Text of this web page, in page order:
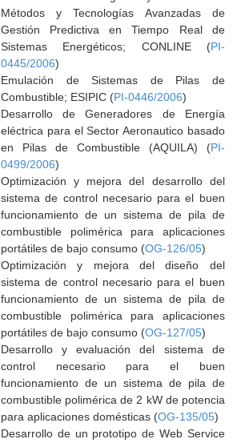
Métodos y Tecnologías Avanzadas de
Gestión Predictiva en Tiempo Real de
Sistemas Energéticos; CONLINE (PI-
0445/2006)
Emulación de Sistemas de Pilas de
Combustible; ESIPIC (PI-0446/2006)
Desarrollo de Generadores de Energía
eléctrica para el Sector Aeronautico basado
en Pilas de Combustible (AQUILA) (PI-
0499/2006)
Optimización y mejora del desarrollo del
sistema de control necesario para el buen
funcionamiento de un sistema de pila de
combustible polimérica para aplicaciones
portátiles de bajo consumo (OG-126/05)
Optimización y mejora del diseño del
sistema de control necesario para el buen
funcionamiento de un sistema de pila de
combustible polimérica para aplicaciones
portátiles de bajo consumo (OG-127/05)
Desarrollo y evaluación del sistema de
control necesario para el buen
funcionamiento de un sistema de pila de
combustible polimérica de 2 kW de potencia
para aplicaciones domésticas (OG-135/05)
Desarrollo de un prototipo de Web Service